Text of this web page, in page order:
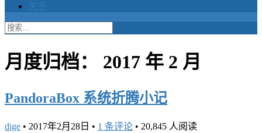
月度归档： 2017 年 2 月
PandoraBox 系统折腾小记
dige • 2017年2月28日 • 1 条评论 • 20,845 人阅读